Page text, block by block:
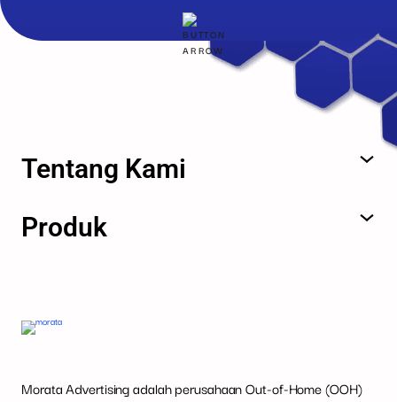
Tentang Kami
Produk
Morata Advertising adalah perusahaan Out-of-Home (OOH)